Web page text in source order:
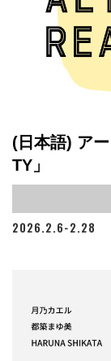
(日本語) ア
TY」
2026.2.6-2.28